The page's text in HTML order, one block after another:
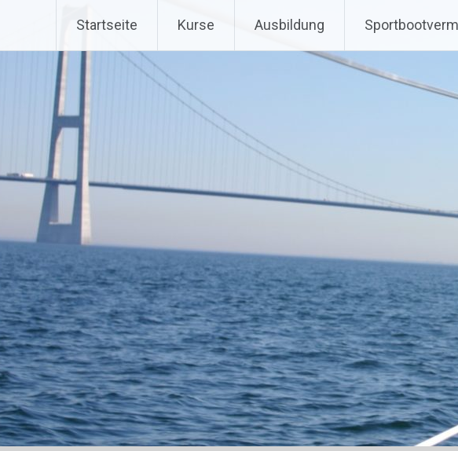
springen
Startseite Kurse Ausbildung